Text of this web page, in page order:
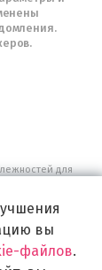
для
вы
файлов.